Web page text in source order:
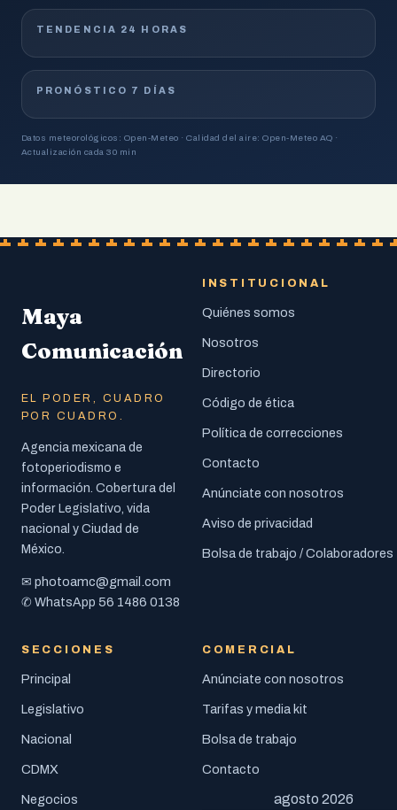
TENDENCIA 24 HORAS
PRONÓSTICO 7 DÍAS
Datos meteorológicos: Open-Meteo · Calidad del aire: Open-Meteo AQ ·
Actualización cada 30 min
Maya
Comunicación
EL PODER, CUADRO
POR CUADRO.
Agencia mexicana de
fotoperiodismo e
información. Cobertura del
Poder Legislativo, vida
nacional y Ciudad de
México.
✉ photoamc@gmail.com
✆ WhatsApp 56 1486 0138
INSTITUCIONAL
Quiénes somos
Nosotros
Directorio
Código de ética
Política de correcciones
Contacto
Anúnciate con nosotros
Aviso de privacidad
Bolsa de trabajo / Colaboradores
SECCIONES
Principal
Legislativo
Nacional
CDMX
Negocios
COMERCIAL
Anúnciate con nosotros
Tarifas y media kit
Bolsa de trabajo
Contacto
agosto 2026